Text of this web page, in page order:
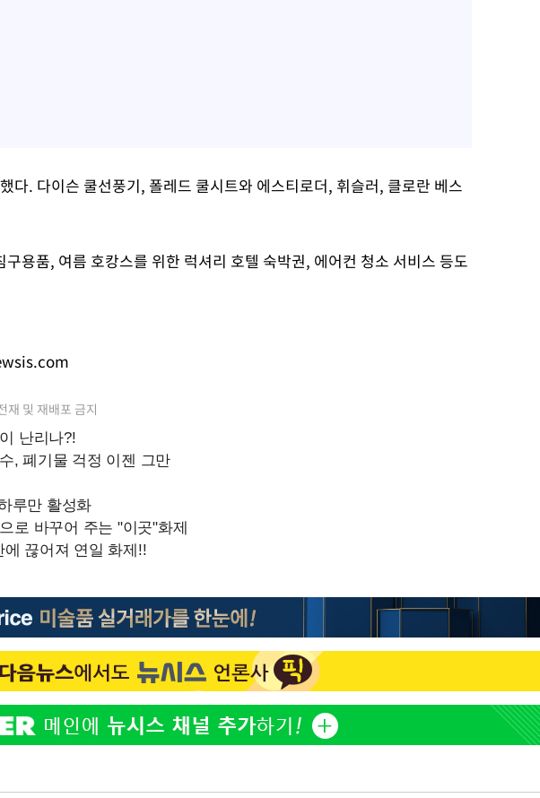
다. 다이슨 쿨선풍기, 폴레드 쿨시트와 에스티로더, 휘슬러, 클로란 베스
용품, 여름 호캉스를 위한 럭셔리 호텔 숙박권, 에어컨 청소 서비스 등도
및 재배포 금지